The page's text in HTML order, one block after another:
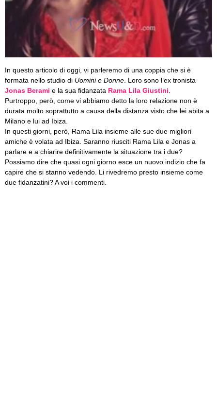
In questo articolo di oggi, vi parleremo di una coppia che si è
formata nello studio di Uomini e Donne . Loro sono l’ex tronista
Jonas Berami e la sua fidanzata Rama Lila Giustini
Purtroppo, però, come vi abbiamo detto la loro relazione non è
durata molto soprattutto a causa della distanza visto che lei abita a
Milano e lui ad Ibiza.
In questi giorni, però, Rama Lila insieme alle sue due migliori
amiche è volata ad Ibiza. Saranno riusciti Rama Lila e Jonas a
parlare e a chiarire definitivamente la situazione tra i due?
Possiamo dire che quasi ogni giorno esce un nuovo indizio che fa
capire che si stanno vedendo. Li rivedremo presto insieme come
due fidanzatini? A voi i commenti.